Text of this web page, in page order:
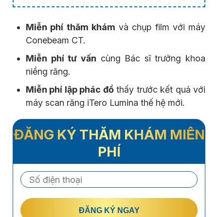
Miễn phí thăm khám và chụp film với máy
Conebeam CT.
Miễn phí tư vấn cùng Bác sĩ trưởng khoa
niềng răng.
Miễn phí lập phác đồthấy trước kết quả với
máy scan răng iTero Lumina thế hệ mới.
ĐĂNG KÝ THĂM KHÁM MIỄN
PHÍ
ĐĂNG KÝ NGAY